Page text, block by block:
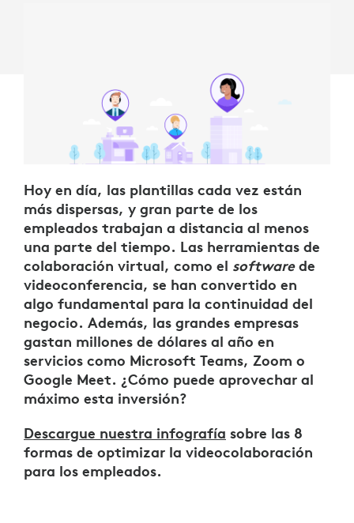
Hoy en día, las plantillas cada vez están
más dispersas, y gran parte de los
empleados trabajan a distancia al menos
una parte del tiempo. Las herramientas de
colaboración virtual, como el softwarede
videoconferencia, se han convertido en
algo fundamental para la continuidad del
negocio. Además, las grandes empresas
gastan millones de dólares al año en
servicios como Microsoft Teams, Zoom o
Google Meet. ¿Cómo puede aprovechar al
máximo esta inversión?
Descargue nuestra infografía sobre las 8
formas de optimizar la videocolaboración
para los empleados.